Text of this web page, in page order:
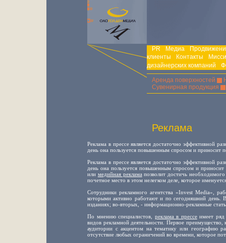
PR Медиа
клиенты
Контакты
дизайнерских компаний
Аренда поверхностей
Сувенирная продукция
Реклама
Реклама в прессе является достаточно эффективной
день она пользуется повышенным спросом и приносит
Реклама в прессе является достаточно эффективной
день она пользуется повышенным спросом и
или медийная реклама позволит достичь
почетное место в этом нелегком деле, которое
Сотрудники рекламного агентства «Invest Media»,
которыми активно работают и по сегодняшний день.
изданиях; во-вторых, - информационно-рекламные
По мнению специалистов, реклама в прессеимеет ряд
видов рекламной деятельности. Первое
аудитории с акцентом на тематику или географию
отсутствие любых ограничений во времени, которое